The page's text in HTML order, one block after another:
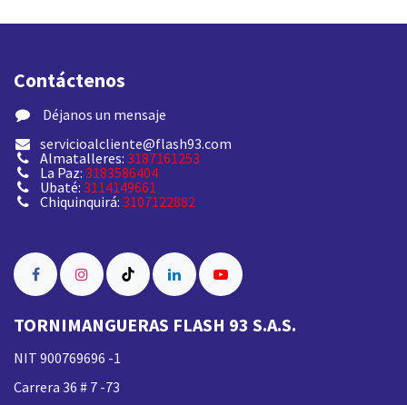
Contáctenos
​ Déjanos un mensaje
servicioalcliente@flash93.com
Almatalleres: 3187161253
La Paz: 3183586404
Ubaté: 3114149661
Chiquinquirá: 3107122882
TORNIMANGUERAS FLASH 93 S.A.S.
NIT 900769696 -1
Carrera 36 # 7 -73